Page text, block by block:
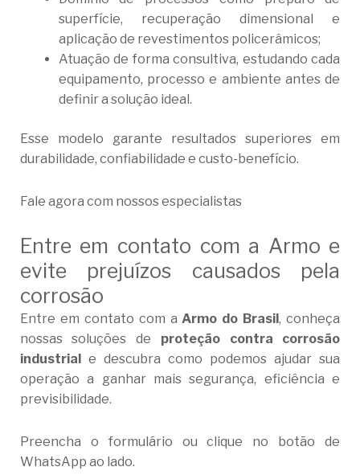
superfície, recuperação dimensional e
aplicação de revestimentos policerâmicos;
Atuação de forma consultiva, estudando cada
equipamento, processo e ambiente antes de
definir a solução ideal.
Esse modelo garante resultados superiores em
durabilidade, confiabilidade e custo-benefício.
Fale agora com nossos especialistas
Entre em contato com a Armo e
evite prejuízos causados pela
corrosão
Entre em contato com aArmo do Brasil, conheça
nossas soluções de proteção contra corrosão
industriale descubra como podemos ajudar sua
operação a ganhar mais segurança, eficiência e
previsibilidade.
Preencha o formulário ou clique no botão de
WhatsApp ao lado.